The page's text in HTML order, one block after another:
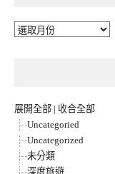
彙
展開全部 | 收合全部
Uncategoried
Uncategorized
未分類
深度旅遊